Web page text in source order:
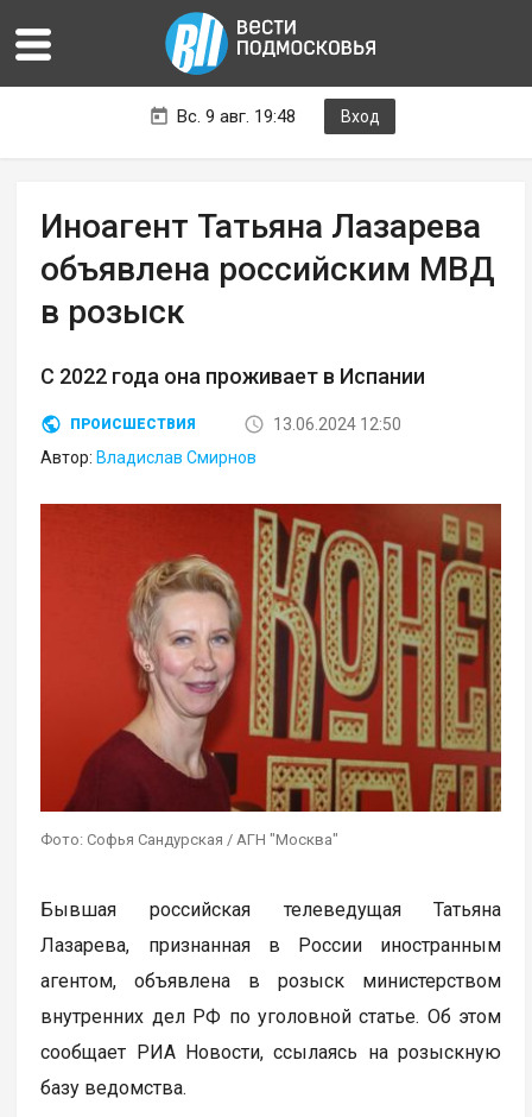
Вс. 9 авг. 19:48 Вход
Иноагент Татьяна Лазарева
объявлена российским МВД
в розыск
С 2022 года она проживает в Испании
ПРОИСШЕСТВИЯ
13.06.2024 12:50
Автор: Владислав Смирнов
Фото: Софья Сандурская / АГН "Москва"
Бывшая российская телеведущая Татьяна
Лазарева, признанная в России иностранным
агентом, объявлена в розыск министерством
внутренних дел РФ по уголовной статье. Об этом
сообщает РИА Новости, ссылаясь на розыскную
базу ведомства.